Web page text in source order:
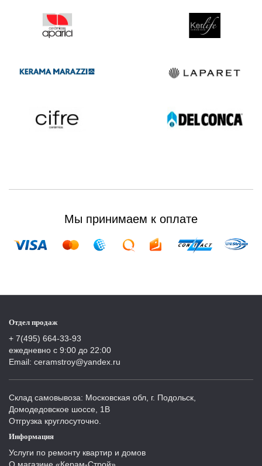
Мы принимаем к оплате
Отдел продаж
+ 7(495) 664-33-93
ежедневно с 9:00 до 22:00
Email: ceramstroy@yandex.ru
Склад самовывоза: Московская обл, г. Подольск,
Домодедовское шоссе, 1В
Отгрузка круглосуточно.
Информация
Услуги по ремонту квартир и домов